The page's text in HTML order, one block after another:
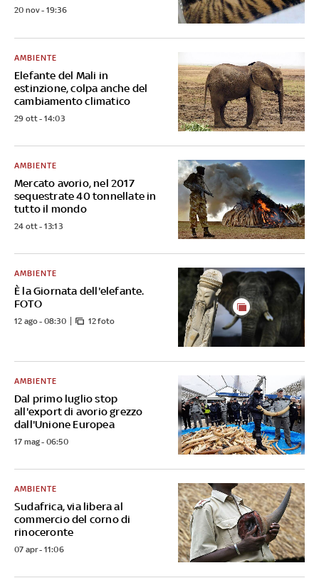
20 nov - 19:36
Elefante del Mali in
estinzione, colpa anche del
cambiamento climatico
AMBIENTE
29 ott - 14:03
Mercato avorio, nel 2017
sequestrate 40 tonnellate in
tutto il mondo
AMBIENTE
24 ott - 13:13
È la Giornata dell'elefante.
FOTO
AMBIENTE
12 ago - 08:30 12 foto
Dal primo luglio stop
all'export di avorio grezzo
dall'Unione Europea
AMBIENTE
17 mag - 06:50
Sudafrica, via libera al
commercio del corno di
rinoceronte
AMBIENTE
07 apr - 11:06